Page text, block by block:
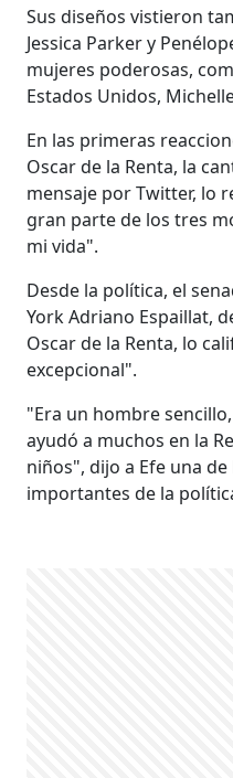
Sus diseños vistieron
Jessica Parker y
mujeres poderosas,
Estados Unidos,
En las primeras
Oscar de la Renta, la
mensaje por Twitter, lo
gran parte de los tres
mi vida".
Desde la política, el
York Adriano Espaillat,
Oscar de la Renta, lo
excepcional".
"Era un hombre
ayudó a muchos en la
niños", dijo a Efe una
importantes de la